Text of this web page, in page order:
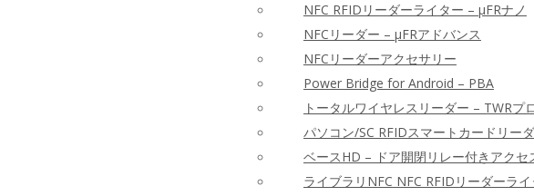
NFC RFIDリーダーライター – μFRナノ
NFCリーダー – μFRアドバンス
NFCリーダーアクセサリー
Power Bridge for Android – PBA
トータルワイヤレスリーダー – TWRプ
パソコン/SC RFIDスマートカードリー
ベースHD – ドア開閉リレー付きアク
ライブラリNFC NFC RFIDリーダーラ